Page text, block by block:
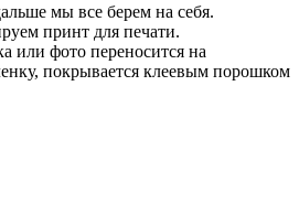
мы все берем на себя.
принт для печати.
или фото переносится на
покрывается клеевым порошком